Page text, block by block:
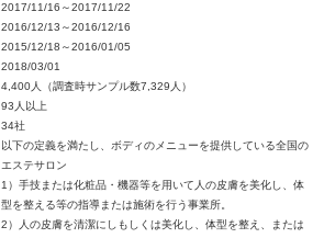
2017/11/16～2017/11/22
2016/12/13～2016/12/16
2015/12/18～2016/01/05
2018/03/01
4,400人（調査時サンプル数7,329人）
93人以上
34社
以下の定義を満たし、ボディのメニューを提供している全国の
エステサロン
1）手技または化粧品・機器等を用いて人の皮膚を美化し、体
型を整える等の指導または施術を行う事業所。
2）人の皮膚を清潔にしもしくは美化し、体型を整え、または